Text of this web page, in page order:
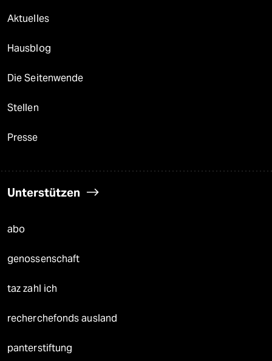
Aktuelles
Hausblog
Die Seitenwende
Stellen
Presse
Unterstützen
abo
genossenschaft
taz zahl ich
recherchefonds ausland
panterstiftung